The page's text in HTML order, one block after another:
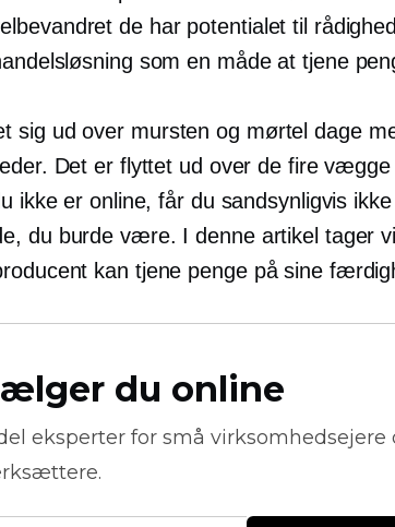
de har potentialet til
som en måde at tjene
sig ud over mursten og mørtel dage
Det er flyttet ud over de fire vægge
ikke er online, får du sandsynligvis
du burde være. I denne artikel tager
kan tjene penge på sine
du online
eksperter for små virksomhedsejere